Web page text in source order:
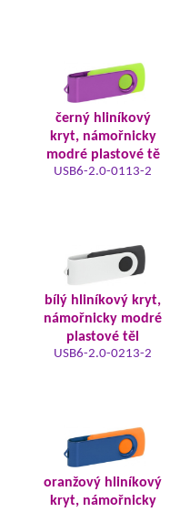
černý hliníkový
kryt, námořnicky
modré plastové tě
USB6-2.0-0113-2
bílý hliníkový kryt,
námořnicky modré
plastové těl
USB6-2.0-0213-2
oranžový hliníkový
kryt, námořnicky